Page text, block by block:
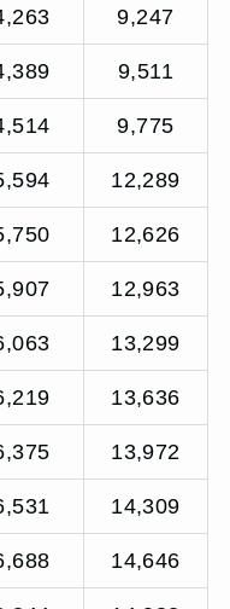
9,247
9,511
9,775
12,289
12,626
12,963
13,299
13,636
13,972
14,309
14,646